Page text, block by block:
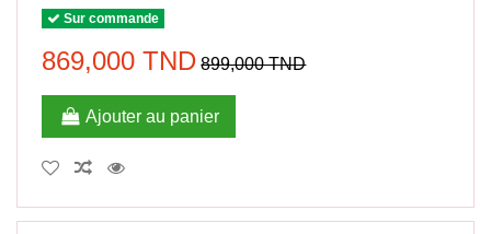
Sur commande
869,000 TND 899,000 TND
Ajouter au panier